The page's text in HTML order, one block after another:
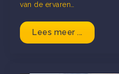
van de ervaren…
Lees meer ...